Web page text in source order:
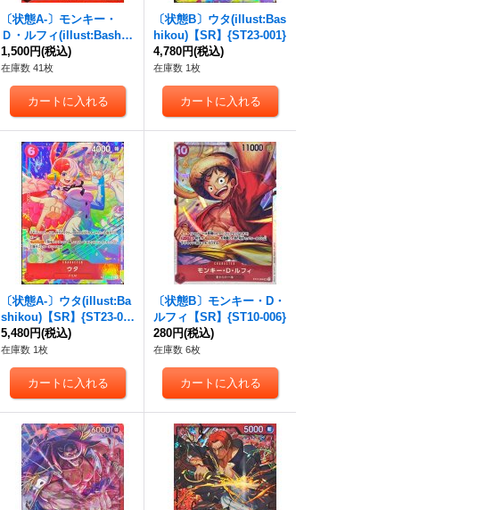
〔状態A-〕モンキー・
Ｄ・ルフィ(illust:Bashik
ou)【L】{ST21-001}
1,500円(税込)
在庫数 41枚
〔状態B〕ウタ(illust:Bas
hikou)【SR】{ST23-001}
4,780円(税込)
在庫数 1枚
〔状態A-〕ウタ(illust:Ba
shikou)【SR】{ST23-00
1}
5,480円(税込)
在庫数 1枚
〔状態B〕モンキー・D・
ルフィ【SR】{ST10-006}
280円(税込)
在庫数 6枚